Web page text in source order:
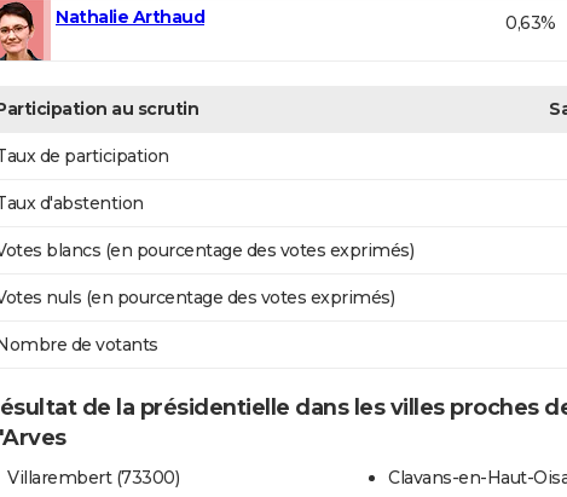
Nathalie Arthaud 0,63%
au scrutin
de participation
d'abstention
blancs (en pourcentage des votes exprimés)
nuls (en pourcentage des votes exprimés)
de votants
de la présidentielle dans les villes proches
Villarembert (73300)
Clavans-en-Haut-